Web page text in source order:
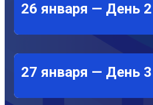
26 января — День 2
27 января — День 3